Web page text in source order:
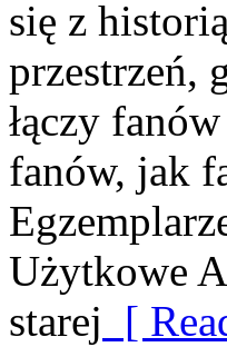
się z
przestrzeń,
łączy
fanów, jak
Użytkowe
starej [